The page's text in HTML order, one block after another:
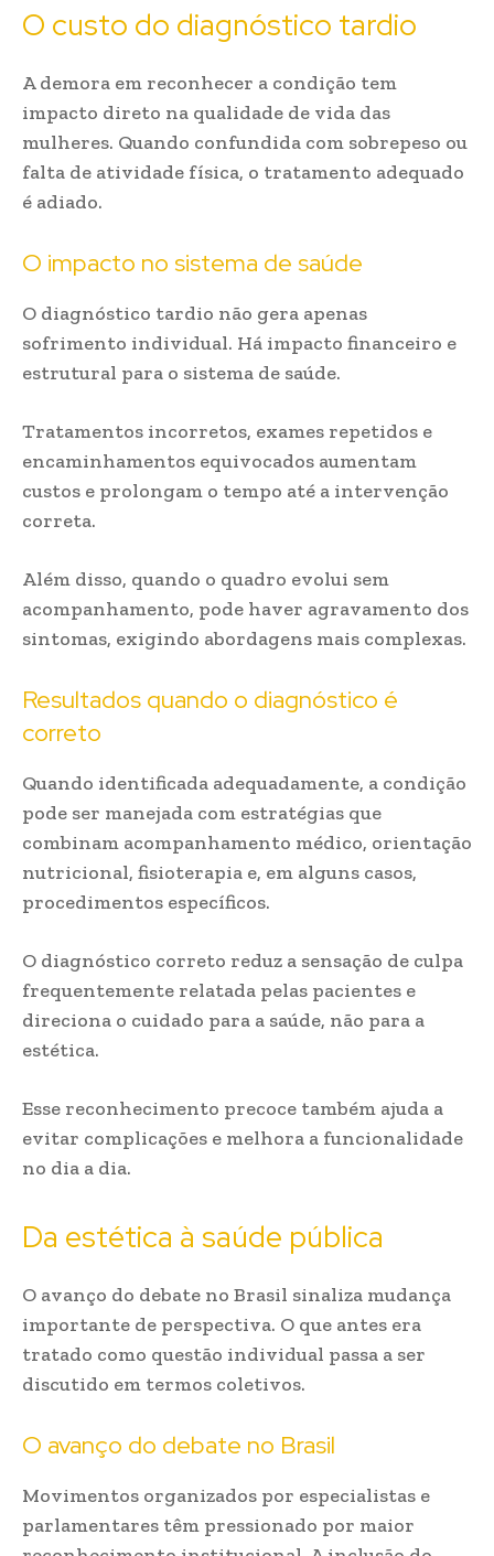
O custo do diagnóstico tardio
A demora em reconhecer a condição tem
impacto direto na qualidade de vida das
mulheres. Quando confundida com sobrepeso ou
falta de atividade física, o tratamento adequado
é adiado.
O impacto no sistema de saúde
O diagnóstico tardio não gera apenas
sofrimento individual. Há impacto financeiro e
estrutural para o sistema de saúde.
Tratamentos incorretos, exames repetidos e
encaminhamentos equivocados aumentam
custos e prolongam o tempo até a intervenção
correta.
Além disso, quando o quadro evolui sem
acompanhamento, pode haver agravamento dos
sintomas, exigindo abordagens mais complexas.
Resultados quando o diagnóstico é
correto
Quando identificada adequadamente, a condição
pode ser manejada com estratégias que
combinam acompanhamento médico, orientação
nutricional, fisioterapia e, em alguns casos,
procedimentos específicos.
O diagnóstico correto reduz a sensação de culpa
frequentemente relatada pelas pacientes e
direciona o cuidado para a saúde, não para a
estética.
Esse reconhecimento precoce também ajuda a
evitar complicações e melhora a funcionalidade
no dia a dia.
Da estética à saúde pública
O avanço do debate no Brasil sinaliza mudança
importante de perspectiva. O que antes era
tratado como questão individual passa a ser
discutido em termos coletivos.
O avanço do debate no Brasil
Movimentos organizados por especialistas e
parlamentares têm pressionado por maior